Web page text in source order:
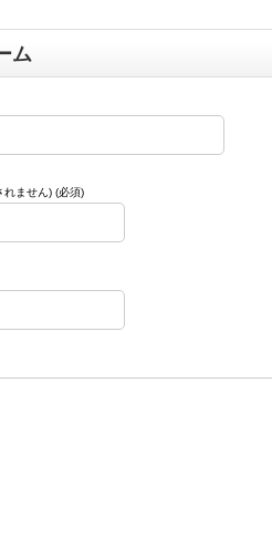
ム
れません) (必須)